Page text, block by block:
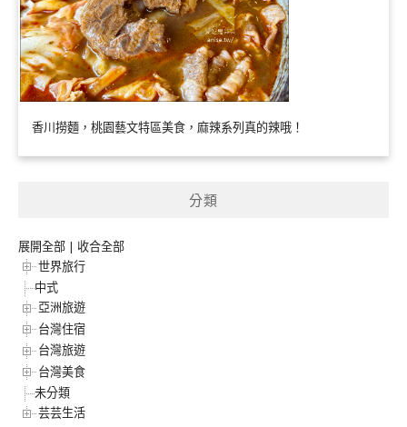
香川撈麵，桃園藝文特區美食，麻辣系列真的辣哦！
分類
展開全部 | 收合全部
世界旅行
中式
亞洲旅遊
台灣住宿
台灣旅遊
台灣美食
未分類
芸芸生活